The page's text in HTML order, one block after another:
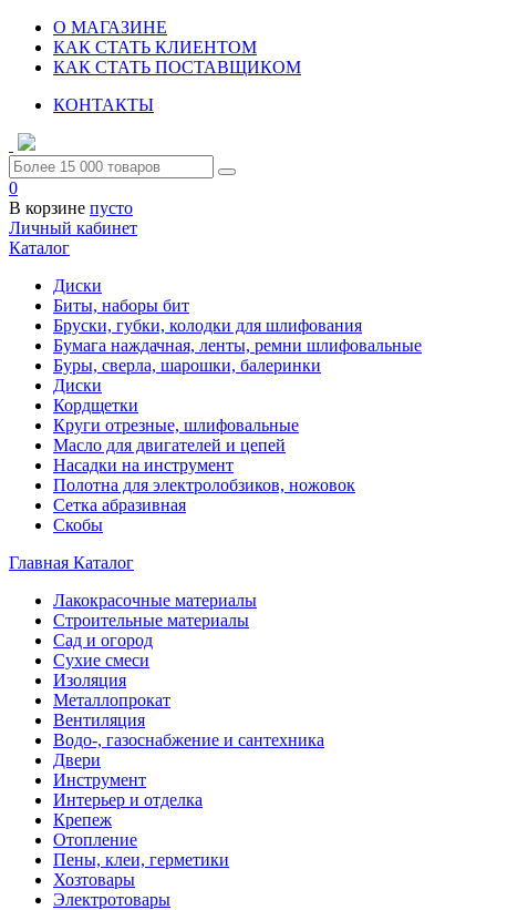
О МАГАЗИНЕ
КАК СТАТЬ КЛИЕНТОМ
КАК СТАТЬ ПОСТАВЩИКОМ
КОНТАКТЫ
0
В корзине пусто
Личный кабинет
Каталог
Диски
Биты, наборы бит
Бруски, губки, колодки для шлифования
Бумага наждачная, ленты, ремни шлифовальные
Буры, сверла, шарошки, балеринки
Диски
Кордщетки
Круги отрезные, шлифовальные
Масло для двигателей и цепей
Насадки на инструмент
Полотна для электролобзиков, ножовок
Сетка абразивная
Скобы
Главная Каталог
Лакокрасочные материалы
Строительные материалы
Сад и огород
Сухие смеси
Изоляция
Металлопрокат
Вентиляция
Водо-, газоснабжение и сантехника
Двери
Инструмент
Интерьер и отделка
Крепеж
Отопление
Пены, клеи, герметики
Хозтовары
Электротовары